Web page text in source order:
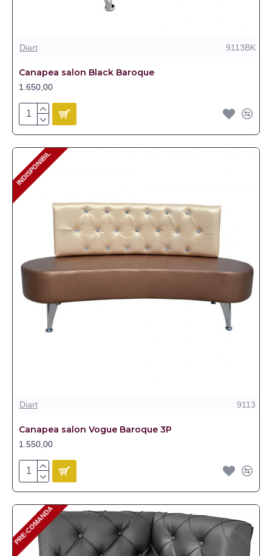
Diart 9113BK
Canapea salon Black Baroque
1.650,00
INDISPONIBIL
INDISPONIBIL
Diart 9113
Canapea salon Vogue Baroque 3P
1.550,00
PRE-COMANDA
PRE-COMANDA